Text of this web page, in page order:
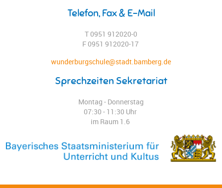
Telefon, Fax & E-Mail
T 0951 912020-0
F 0951 912020-17
wunderburgschule@stadt.bamberg.de
Sprechzeiten Sekretariat
Montag - Donnerstag
07:30 - 11:30 Uhr
im Raum 1.6